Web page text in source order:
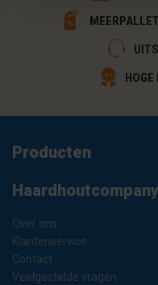
Producten
Over ons
Klantenservice
Contact
Veelgestelde vragen